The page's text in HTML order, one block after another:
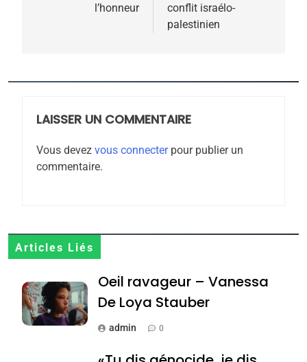
l’honneur
conflit israélo-
palestinien
LAISSER UN COMMENTAIRE
Vous devez vous connecterpour publier un
commentaire.
Articles Liés
Oeil ravageur – Vanessa
De Loya Stauber
admin 0
2025, l’année la plus
rapport d’ADL contre
FRANCE ISRAÉL
6
Zrihen-Dvir
7
Jacques Hadida
JUDAISME
Maroc : Les amandes de